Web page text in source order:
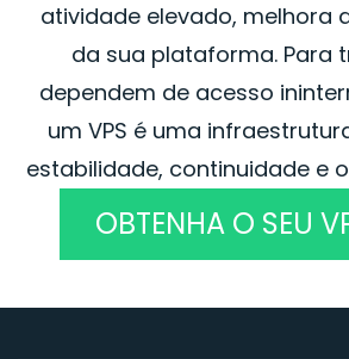
atividade elevado, melhora
da sua plataforma. Para
dependem de acesso
um VPS é uma
estabilidade, continuidade e
OBTENHA O SEU